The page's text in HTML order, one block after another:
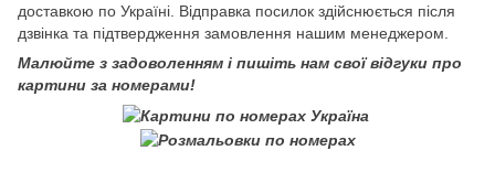
доставкою по Україні. Відправка посилок здійснюється після
дзвінка та підтвердження замовлення нашим менеджером.
Малюйте з задоволенням і пишіть нам свої відгуки про
картини за номерами!